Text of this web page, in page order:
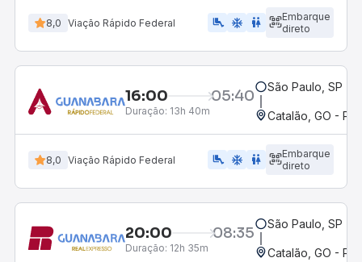
8,0 Viação Rápido Federal airline_seat_legroom_extra ac_unit wc
Embarque
direto
16:00 05:40
Duração: 13h 40m
São Paulo, SP -
Catalão, GO -
8,0 Viação Rápido Federal airline_seat_legroom_extra ac_unit wc
Embarque
direto
20:00 08:35
Duração: 12h 35m
São Paulo, SP -
Catalão, GO -